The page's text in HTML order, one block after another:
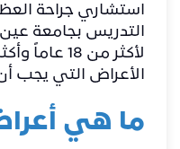
استشاري جراحة
التدريس بجامعة
الأعراض التي يجب
ما هي